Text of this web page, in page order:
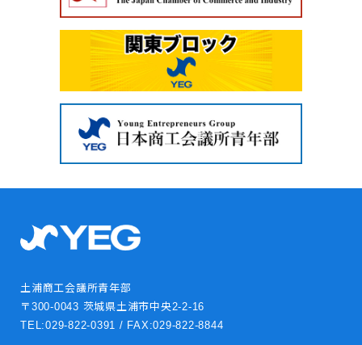
土浦商工会議所青年部
〒300-0043 茨城県土浦市中央2-2-16
TEL:029-822-0391 / FAX:029-822-8844